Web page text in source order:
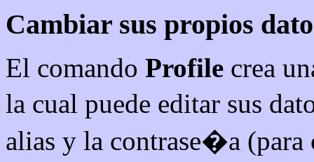
Cambiar sus propios
El comando Profile crea
la cual puede editar sus
alias y la contrase�a (para